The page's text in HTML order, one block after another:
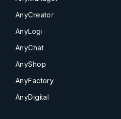
AnyCreator
AnyLogi
AnyChat
AnyShop
AnyFactory
AnyDigital